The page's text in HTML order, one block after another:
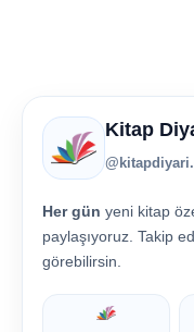
Kitap
Her gün yeni kitap
paylaşıyoruz. Takip
görebilirsin.